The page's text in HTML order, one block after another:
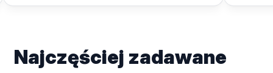
Najczęściej zadawane